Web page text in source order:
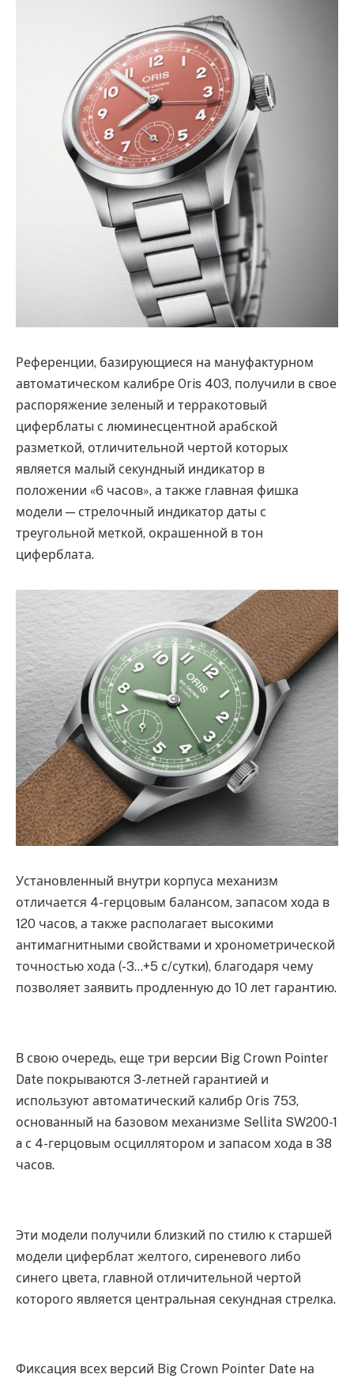
Референции, базирующиеся на мануфактурном
автоматическом калибре Oris 403, получили в свое
распоряжение зеленый и терракотовый
циферблаты с люминесцентной арабской
разметкой, отличительной чертой которых
является малый секундный индикатор в
положении «6 часов», а также главная фишка
модели — стрелочный индикатор даты с
треугольной меткой, окрашенной в тон
циферблата.
Установленный внутри корпуса механизм
отличается 4-герцовым балансом, запасом хода в
120 часов, а также располагает высокими
антимагнитными свойствами и хронометрической
точностью хода (-3…+5 с/сутки), благодаря чему
позволяет заявить продленную до 10 лет гарантию.
В свою очередь, еще три версии Big Crown Pointer
Date покрываются 3-летней гарантией и
используют автоматический калибр Oris 753,
основанный на базовом механизме Sellita SW200-1
a с 4-герцовым осциллятором и запасом хода в 38
часов.
Эти модели получили близкий по стилю к старшей
модели циферблат желтого, сиреневого либо
синего цвета, главной отличительной чертой
которого является центральная секундная стрелка.
Фиксация всех версий Big Crown Pointer Date на